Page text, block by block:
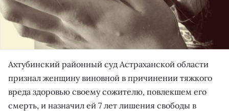
Ахтубинский районный суд Астраханской области
признал женщину виновной в причинении тяжкого
вреда здоровью своему сожителю, повлекшем его
смерть, и назначил ей 7 лет лишения свободы в